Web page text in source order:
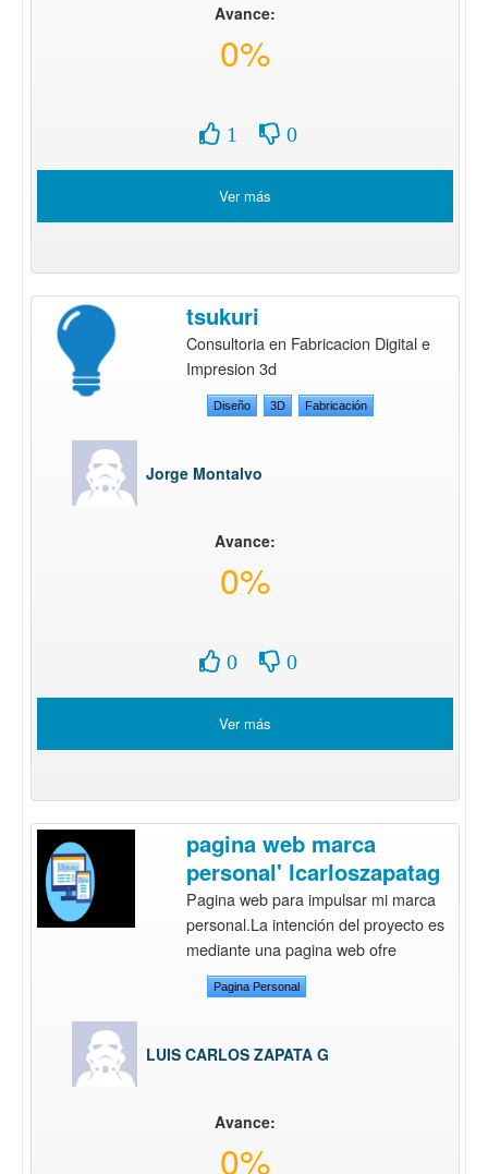
Avance:
0%
1 0
Ver más
tsukuri
Consultoria en Fabricacion Digital e
Impresion 3d
Diseño 3D Fabricación
Jorge Montalvo
Avance:
0%
0 0
Ver más
pagina web marca
personal' lcarloszapatag
Pagina web para impulsar mi marca
personal.La intención del proyecto es
mediante una pagina web ofre
Pagina Personal
LUIS CARLOS ZAPATA G
Avance:
0%